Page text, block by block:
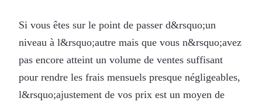
Si vous êtes sur le point de passer d&rsquo;un
niveau à l&rsquo;autre mais que vous n&rsquo;avez
pas encore atteint un volume de ventes suffisant
pour rendre les frais mensuels presque négligeables,
l&rsquo;ajustement de vos prix est un moyen de